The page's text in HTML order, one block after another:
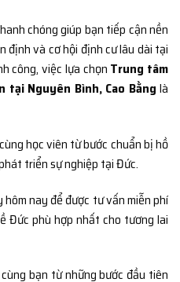
chóng giúp bạn tiếp cận nền
định và cơ hội định cư lâu dài tại
công, việc lựa chọn Trung tâm
Nguyên Bình, Cao Bằnglà
học viên từ bước chuẩn bị hồ
triển sự nghiệp tại Đức.
nay để được tư vấn miễn phí
Đức phù hợp nhất cho tương lai
bạn từ những bước đầu tiên